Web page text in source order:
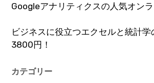
Googleアナリティクスの人気オン
ビジネスに役立つエクセルと統計
3800円！
カテゴリー